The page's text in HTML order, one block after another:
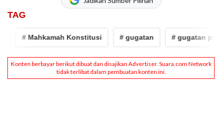
TAG
# Mahkamah Konstitusi # gugatan # gugatan pasal